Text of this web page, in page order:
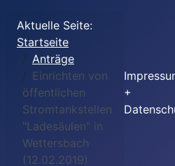
Aktuelle Seite:
Startseite
Anträge
Einrichten von
öffentlichen
Stromtankstellen
"Ladesäulen" in
Wettersbach
(12.02.2019)
+